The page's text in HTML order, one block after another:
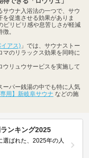
サウナ入浴法の一つで、サウ
促進させる効果がありま
リピリ感や息苦しさが軽減
。
アス) 」では、サウナストー
マのリラックス効果を同時に
ウリュウサービスを実施して
ーパー銭湯の中でも特に人気
専用】新岐阜サウナ などの施
ンキング2025
選ばれた、2025年の人